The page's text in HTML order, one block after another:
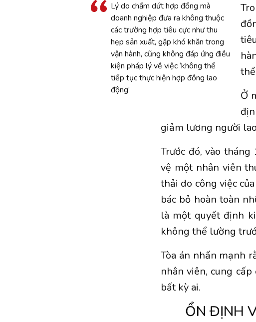
Lý do chấm dứt hợp đồng mà
doanh nghiệp đưa ra không thuộc
các trường hợp tiêu cực như thu
hẹp sản xuất, gặp khó khăn trong
vận hành, cũng không đáp ứng điều
kiện pháp lý về việc ‘không thể
tiếp tục thực hiện hợp đồng lao
động’
Ở
giảm lương người
Trước đó, vào
vệ một nhân viên
thải do công việc
bác bỏ hoàn toàn
là một quyết định
không thể lường
Tòa án nhấn mạnh
nhân viên, cung
bất kỳ ai.
ỔN ĐỊNH